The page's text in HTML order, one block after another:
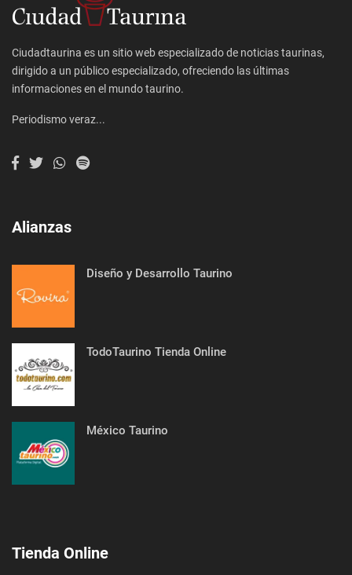
Ciudadtaurina es un sitio web especializado de noticias taurinas,
dirigido a un público especializado, ofreciendo las últimas
informaciones en el mundo taurino.
Periodismo veraz...
Alianzas
Diseño y Desarrollo Taurino
TodoTaurino Tienda Online
México Taurino
Tienda Online